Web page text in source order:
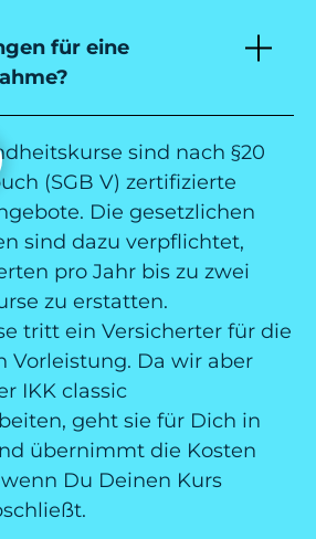
für eine
sind nach §20
(SGB V) zertifizierte
Die gesetzlichen
sind dazu verpflichtet,
pro Jahr bis zu zwei
zu erstatten.
tritt ein Versicherter für die
Vorleistung. Da wir aber
IKK classic
geht sie für Dich in
übernimmt die Kosten
Du Deinen Kurs